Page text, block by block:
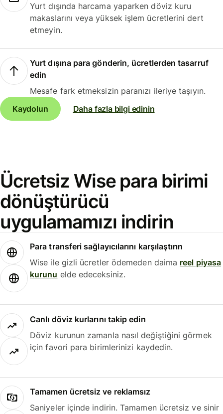
Yurt dışında harcama yaparken döviz kuru
makaslarını veya yüksek işlem ücretlerini dert
etmeyin.
Yurt dışına para gönderin, ücretlerden tasarruf
edin
Mesafe fark etmeksizin paranızı ileriye taşıyın.
Kaydolun
Daha fazla bilgi edinin
Ücretsiz Wise para birimi
dönüştürücü
uygulamamızı indirin
Para transferi sağlayıcılarını karşılaştırın
Wise ile gizli ücretler ödemeden daima reel piyasa
kurunu elde edeceksiniz.
Canlı döviz kurlarını takip edin
Döviz kurunun zamanla nasıl değiştiğini görmek
için favori para birimlerinizi kaydedin.
Tamamen ücretsiz ve reklamsız
Saniyeler içinde indirin. Tamamen ücretsiz ve sinir